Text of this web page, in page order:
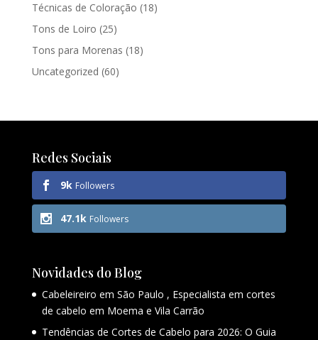
Técnicas de Coloração (18)
Tons de Loiro (25)
Tons para Morenas (18)
Uncategorized (60)
Redes Sociais
9k Followers
47.1k Followers
Novidades do Blog
Cabeleireiro em São Paulo , Especialista em cortes
de cabelo em Moema e Vila Carrão
Tendências de Cortes de Cabelo para 2026: O Guia